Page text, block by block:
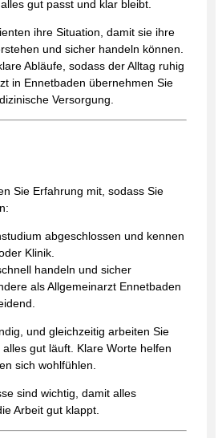
gut passt und klar bleibt.
ihre Situation, damit sie ihre
und sicher handeln können.
Abläufe, sodass der Alltag ruhig
in Ennetbaden übernehmen Sie
Versorgung.
Sie Erfahrung mit, sodass Sie
abgeschlossen und kennen
Klinik.
handeln und sicher
als Allgemeinarzt Ennetbaden
und gleichzeitig arbeiten Sie
gut läuft. Klare Worte helfen
sich wohlfühlen.
sind wichtig, damit alles
Arbeit gut klappt.